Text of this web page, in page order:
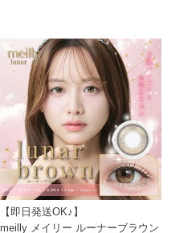
【即日発送OK♪】
meilly メイリー ルーナーブラウン